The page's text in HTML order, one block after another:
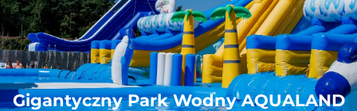
Gigantyczny Park Wodny AQUALAND